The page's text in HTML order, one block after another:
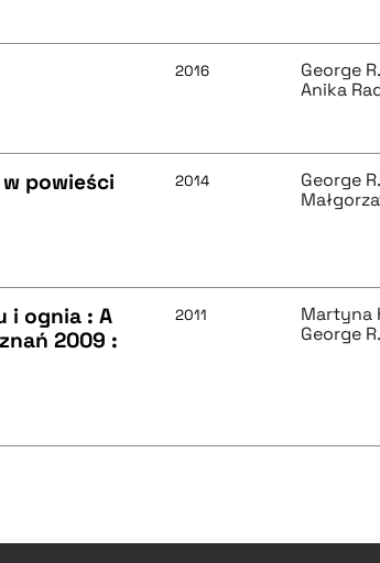
2016
George
Anika
powieści
2014
George
i ognia : A
2009 :
2011
Martyna
George